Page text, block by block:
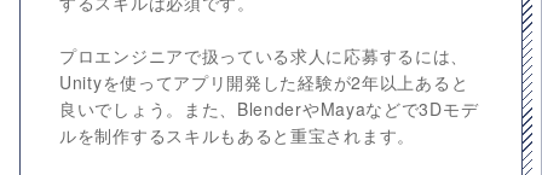
プロエンジニアで扱っている求人に応募するには、
Unityを使ってアプリ開発した経験が2年以上あると
良いでしょう。また、BlenderやMayaなどで3Dモデ
ルを制作するスキルもあると重宝されます。